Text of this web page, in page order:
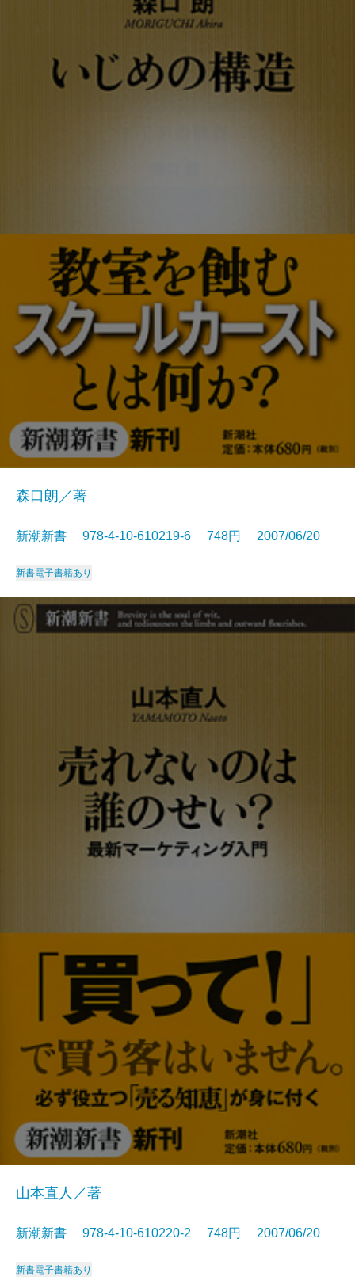
森口朗／著
新潮新書 978-4-10-610219-6 748円 2007/06/20
新書電子書籍あり
山本直人／著
新潮新書 978-4-10-610220-2 748円 2007/06/20
新書電子書籍あり